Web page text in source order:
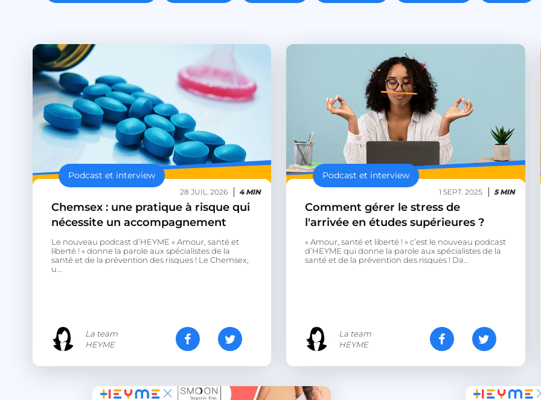
28 JUIL. 2026 4 MIN
Podcast et interview
Chemsex : une pratique à risque qui
nécessite un accompagnement
Le nouveau podcast d’HEYME « Amour, santé et
liberté ! » donne la parole aux spécialistes de la
santé et de la prévention des risques ! Le Chemsex,
u...
La team
HEYME
1 SEPT. 2025 5 MIN
Podcast et interview
Comment gérer le stress de
l'arrivée en études supérieures ?
« Amour, santé et liberté ! » c’est le nouveau podcast
d’HEYME qui donne la parole aux spécialistes de la
santé et de la prévention des risques ! Da...
La team
HEYME